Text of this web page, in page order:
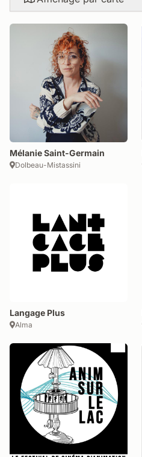
Mélanie Saint-Germain
Dolbeau-Mistassini
Langage Plus
Alma